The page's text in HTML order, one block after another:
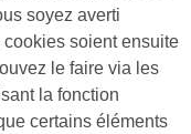
soyez averti
cookies soient ensuite
le faire via les
la fonction
certains éléments